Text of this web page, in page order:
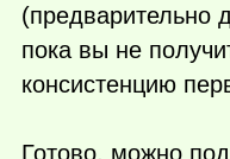
(предварительно
пока вы не
консистенцию
Готово, можно